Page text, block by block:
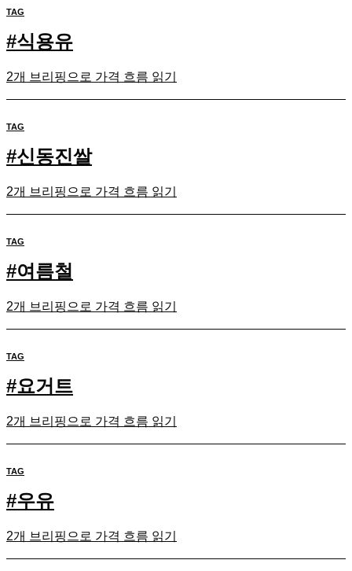
TAG
#식용유
2개 브리핑으로 가격 흐름 읽기
TAG
#신동진쌀
2개 브리핑으로 가격 흐름 읽기
TAG
#여름철
2개 브리핑으로 가격 흐름 읽기
TAG
#요거트
2개 브리핑으로 가격 흐름 읽기
TAG
#우유
2개 브리핑으로 가격 흐름 읽기